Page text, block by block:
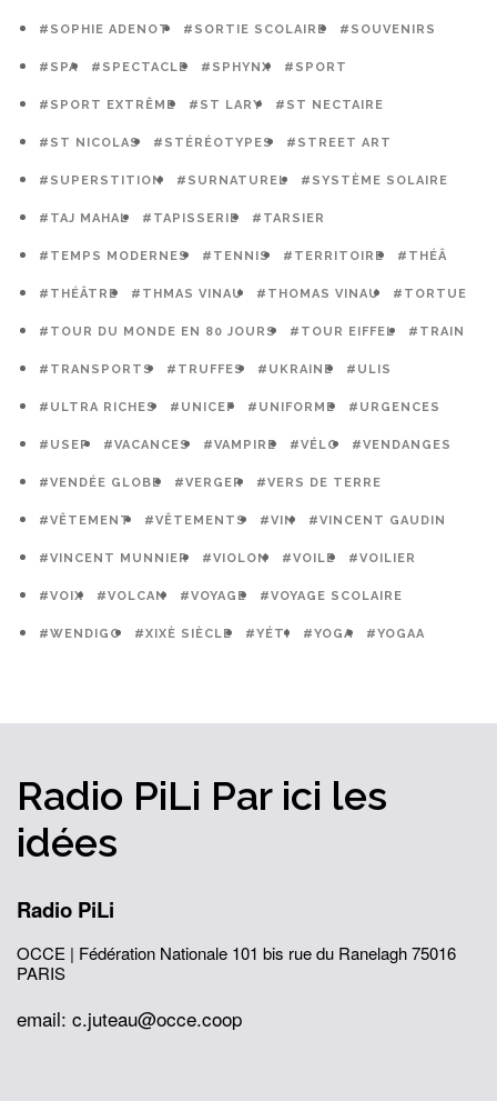
#SOPHIE ADENOT #SORTIE SCOLAIRE #SOUVENIRS
#SPA #SPECTACLE #SPHYNX #SPORT
#SPORT EXTRÊME #ST LARY #ST NECTAIRE
#ST NICOLAS #STÉRÉOTYPES #STREET ART
#SUPERSTITION #SURNATUREL #SYSTÈME SOLAIRE
#TAJ MAHAL #TAPISSERIE #TARSIER
#TEMPS MODERNES #TENNIS #TERRITOIRE #THÉÂ
#THÉÂTRE #THMAS VINAU #THOMAS VINAU #TORTUE
#TOUR DU MONDE EN 80 JOURS #TOUR EIFFEL #TRAIN
#TRANSPORTS #TRUFFES #UKRAINE #ULIS
#ULTRA RICHES #UNICEF #UNIFORME #URGENCES
#USEP #VACANCES #VAMPIRE #VÉLO #VENDANGES
#VENDÉE GLOBE #VERGER #VERS DE TERRE
#VÊTEMENT #VÊTEMENTS #VIN #VINCENT GAUDIN
#VINCENT MUNNIER #VIOLON #VOILE #VOILIER
#VOIX #VOLCAN #VOYAGE #VOYAGE SCOLAIRE
#WENDIGO #XIXÈ SIÈCLE #YÉTI #YOGA #YOGAA
Radio PiLi Par ici les
idées
Radio PiLi
OCCE | Fédération Nationale 101 bis rue du Ranelagh75016
PARIS
email: c.juteau@occe.coop